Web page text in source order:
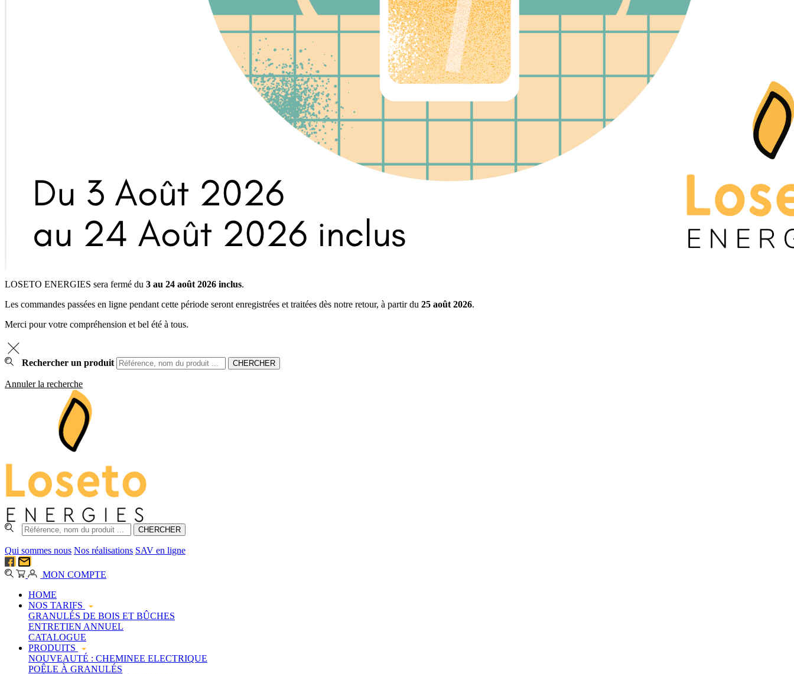
LOSETO ENERGIES sera fermé du 3 au 24 août 2026 inclus.
Les commandes passées en ligne pendant cette période seront enregistrées et traitées dès notre retour, à partir du 25 août 2026.
Merci pour votre compréhension et bel été à tous.
Rechercher un produit
Annuler la recherche
Qui sommes nous Nos réalisations SAV en ligne
MON COMPTE
HOME
NOS TARIFS
GRANULÉS DE BOIS ET BÛCHES
ENTRETIEN ANNUEL
CATALOGUE
PRODUITS
NOUVEAUTÉ : CHEMINEE ELECTRIQUE
POÊLE À GRANULÉS